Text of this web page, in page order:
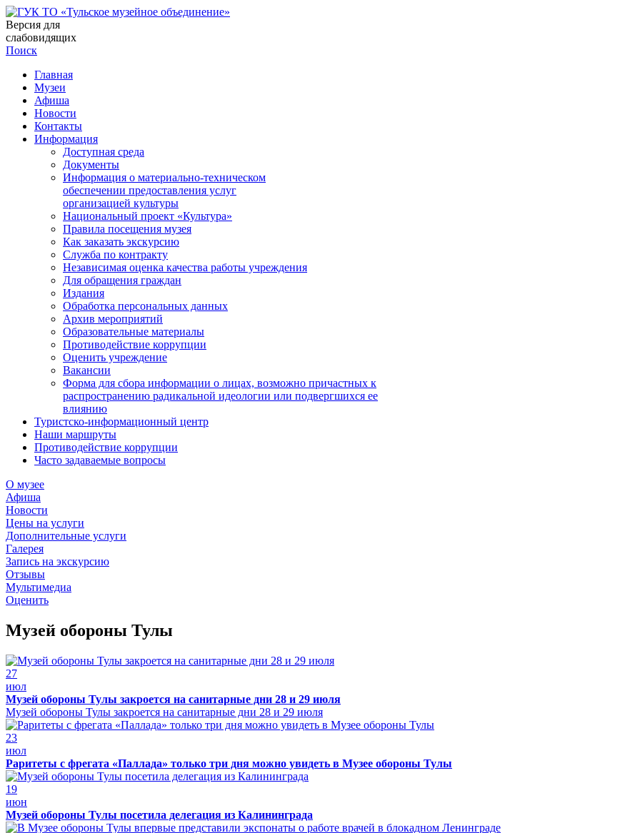
Версия для
слабовидящих
Поиск
Главная
Музеи
Афиша
Новости
Контакты
Информация
Доступная среда
Документы
Информация о материально-техническом
обеспечении предоставления услуг
организацией культуры
Национальный проект «Культура»
Правила посещения музея
Как заказать экскурсию
Служба по контракту
Независимая оценка качества работы учреждения
Для обращения граждан
Издания
Обработка персональных данных
Архив мероприятий
Образовательные материалы
Противодействие коррупции
Оценить учреждение
Вакансии
Форма для сбора информации о лицах, возможно причастных к
распространению радикальной идеологии или подвергшихся ее
влиянию
Туристско-информационный центр
Наши маршруты
Противодействие коррупции
Часто задаваемые вопросы
О музее
Афиша
Новости
Цены на услуги
Дополнительные услуги
Галерея
Запись на экскурсию
Отзывы
Мультимедиа
Оценить
Музей обороны Тулы
27
июл
Музей обороны Тулы закроется на санитарные дни 28 и 29 июля
Музей обороны Тулы закроется на санитарные дни 28 и 29 июля
23
июл
Раритеты с фрегата «Паллада» только три дня можно увидеть в Музее обороны Тулы
19
июн
Музей обороны Тулы посетила делегация из Калининграда